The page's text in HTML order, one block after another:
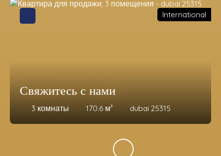
Свяжитесь с нами
3 комнаты 170.6 м² dubai 25315
International